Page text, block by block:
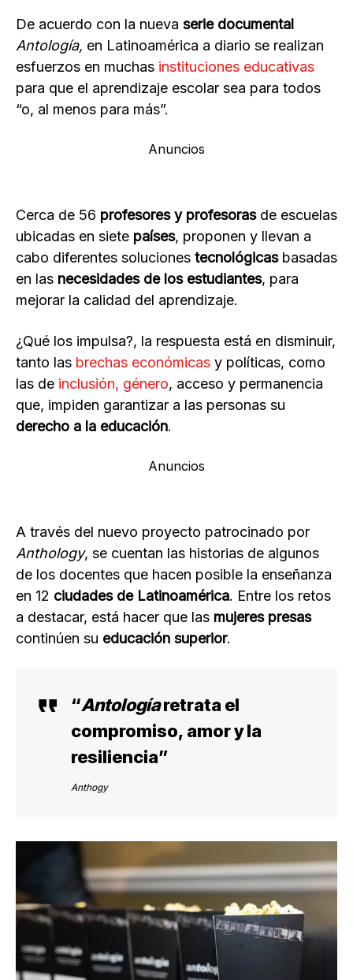
De acuerdo con la nueva serie documental
Antología, en Latinoamérica a diario se realizan
esfuerzos en muchas instituciones educativas
para que el aprendizaje escolar sea para todos
“o, al menos para más”.
Anuncios
Cerca de 56 profesores y profesorasde escuelas
ubicadas en siete países, proponen y llevan a
cabo diferentes soluciones tecnológicasbasadas
en las necesidades de los estudiantes, para
mejorar la calidad del aprendizaje.
¿Qué los impulsa?, la respuesta está en disminuir,
tanto las brechas económicas y políticas, como
las de inclusión, género, acceso y permanencia
que, impiden garantizar a las personas su
derecho a la educación.
Anuncios
A través del nuevo proyecto patrocinado por
Anthology, se cuentan las historias de algunos
de los docentes que hacen posible la enseñanza
en 12 ciudades de Latinoamérica. Entre los retos
a destacar, está hacer que las mujeres presas
continúen su educación superior.
“Antologíaretrata el
compromiso, amor y la
resiliencia”
Anthogy